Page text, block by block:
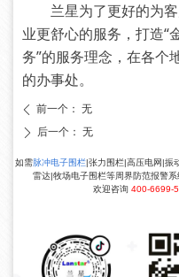
ꄲ 后一个： 无
ꄴ 前一个： 无
兰星为了更好的为客
业更舒心的服务，打造“
务”的服务理念，在各个
的办事处。
如需脉冲电子围栏|张力围栏|高压电网|振
雷达|牧场电子围栏等周界防范报警
欢迎咨询 400-6699-